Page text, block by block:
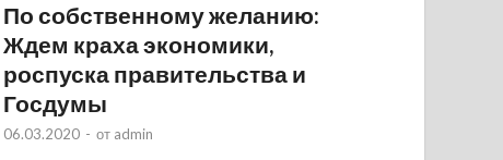
По собственному желанию:
Ждем краха экономики,
роспуска правительства и
Госдумы
06.03.2020 - от admin